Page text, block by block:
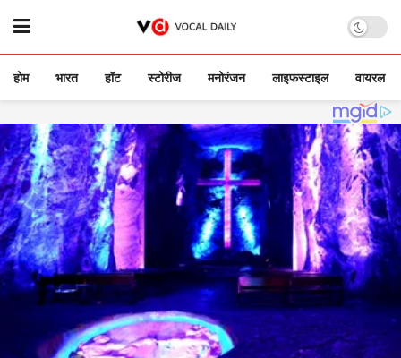
होम भारत हॉट स्टोरीज मनोरंजन लाइफस्टाइल वायरल